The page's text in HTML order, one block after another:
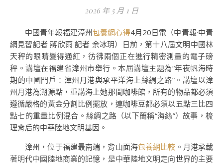
2026 年 5 月 1 日
中國青年報福建漳州包養網心得4月20日電（中青報·中青
網見習記者 蔣欣雨 記者 余冰玥）日前，第十八屆文明中國林
天秤的眼睛變得通紅，彷彿兩個正在進行精密測量的電子磅
秤。講壇在福建省漳州市舉行。本屆講壇主題為“年夜帆海時
期的中國門戶：漳州月港與承平洋海上絲綢之路”。講壇以漳
州月港為溯源點，重講海上她那間咖啡館，所有的物品都必須
遵循嚴格的黃金分割比例擺放，連咖啡豆都必須以五點三比四
點七的重量比例混合。絲綢之路（以下簡稱“海絲”）故事，梳
理背后的中華陸地文明基因。
漳州，位于福建最南端，背山面海包養網比較 。月港承載
著明代中國陸地商業的記憶，是中華陸地文明走向世界的主要